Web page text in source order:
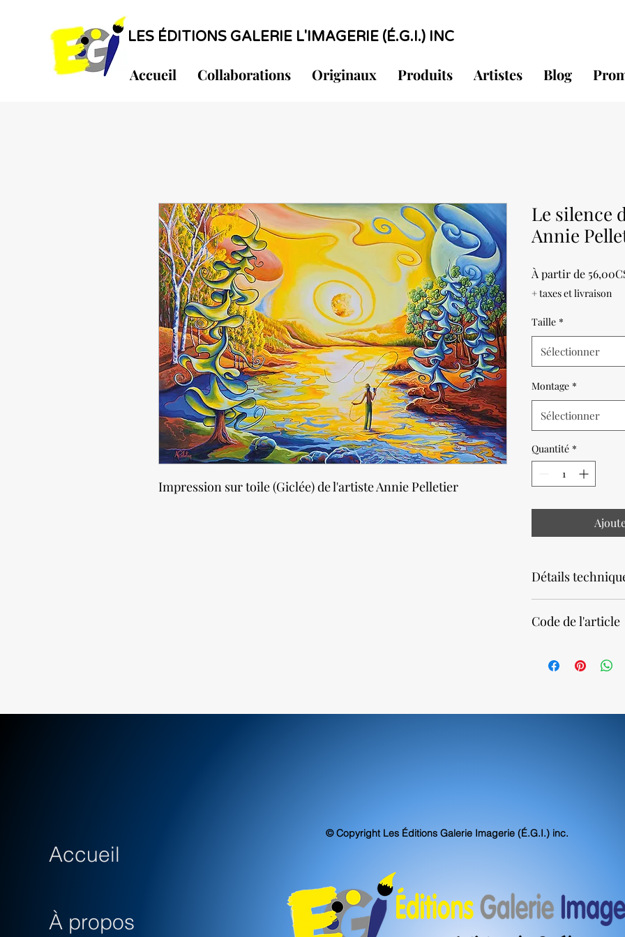
LES ÉDITIONS GALERIE L'IMAGERIE (É.G.I.) INC
Accueil Collaborations Originaux Produits Artistes Blog
Impression sur toile (Giclée) de l'artiste Annie Pelletier
Le silence
Annie
À partir de
+ taxes et livraison
Taille *
Sélectionner
Montage *
Sélectionner
Quantité *
Détails
Prévoir un délai de 2
d'archivabilité et de
Code de l'article
Accueil
À propos
© Copyright Les Éditions Galerie Imagerie (É.G.I.) inc.